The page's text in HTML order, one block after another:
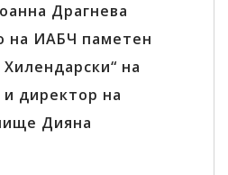
Драгнева
на ИАБЧ паметен
на
директор на
Дияна